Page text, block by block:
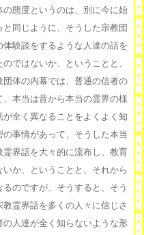
態度というのは、別に今に始
同じように、そうした宗教団
験談をするような人達の話を
ではないか、ということと、
体の内幕では、普通の信者の
本当は昔から本当の霊界の様
全く異なることをよくよく知
事情があって、そうした本当
界話を大々的に流布し、教育
か、ということと、それから
のですが、そうすると、そう
霊界話を多くの人々に信じさ
人達が全く知らないような形